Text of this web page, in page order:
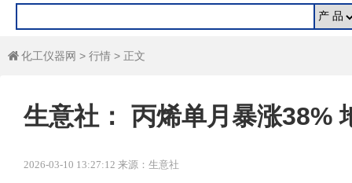
 化工仪器网 > 行情 > 正文
生意社： 丙烯单月暴涨38%
2026-03-10 13:27:12 来源：生意社